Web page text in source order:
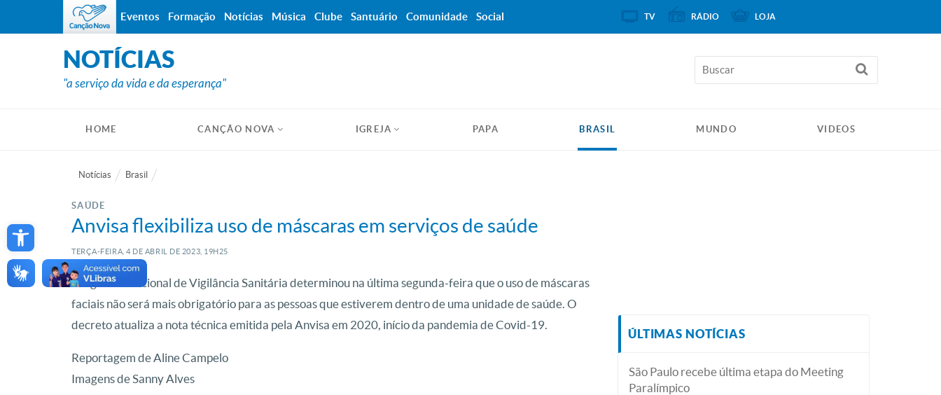
Open toolbar
NOTÍCIAS
"a serviço da vida e da esperança"
HOME CANÇÃO NOVA IGREJA PAPA BRASIL MUNDO VIDEOS
Notícias Brasil
SAÚDE
Anvisa flexibiliza uso de máscaras em serviços de saúde
TERÇA-FEIRA, 4 DE ABRIL DE 2023, 19H25
A Agência Nacional de Vigilância Sanitária determinou na última segunda-feira que o uso de máscaras
faciais não será mais obrigatório para as pessoas que estiverem dentro de uma unidade de saúde. O
decreto atualiza a nota técnica emitida pela Anvisa em 2020, início da pandemia de Covid-19.
Reportagem de Aline Campelo
Imagens de Sanny Alves
ÚLTIMAS NOTÍCIAS
São Paulo recebe última etapa do Meeting
Paralímpico
Eventos Formação Notícias Música Clube Santuário Comunidade Social TV RÁDIO LOJA